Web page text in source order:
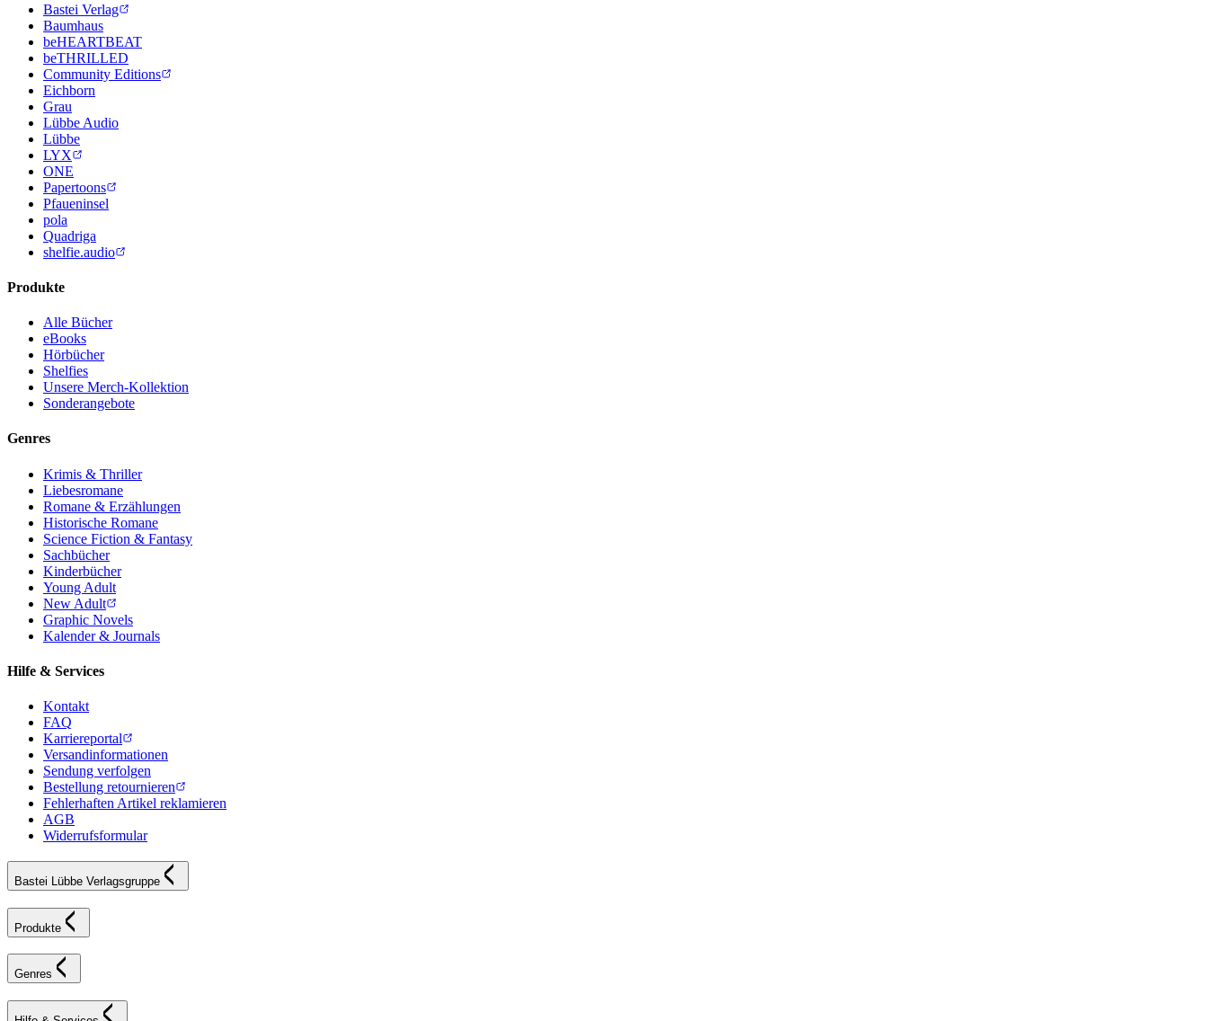
Bastei Verlag
Baumhaus
beHEARTBEAT
beTHRILLED
Community Editions
Eichborn
Grau
Lübbe Audio
Lübbe
LYX
ONE
Papertoons
Pfaueninsel
pola
Quadriga
shelfie.audio
Produkte
Alle Bücher
eBooks
Hörbücher
Shelfies
Unsere Merch-Kollektion
Sonderangebote
Genres
Krimis & Thriller
Liebesromane
Romane & Erzählungen
Historische Romane
Science Fiction & Fantasy
Sachbücher
Kinderbücher
Young Adult
New Adult
Graphic Novels
Kalender & Journals
Hilfe & Services
Kontakt
FAQ
Karriereportal
Versandinformationen
Sendung verfolgen
Bestellung retournieren
Fehlerhaften Artikel reklamieren
AGB
Widerrufsformular
Bastei Lübbe Verlagsgruppe
Produkte
Genres